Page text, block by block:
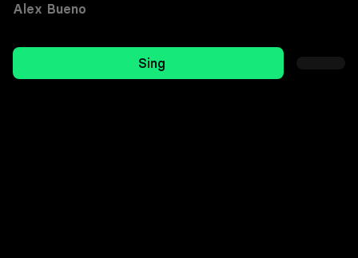
Alex Bueno
Sing